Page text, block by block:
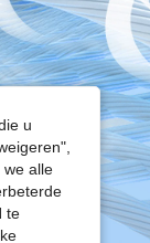
u
we alle
te